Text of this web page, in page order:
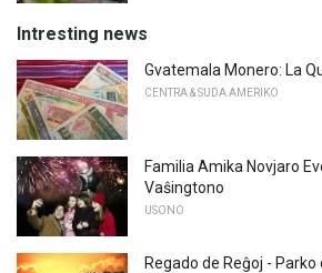
Intresting news
Gvatemala Monero: La
CENTRA & SUDA AMERIKO
Familia Amika Novjaro
Vaŝingtono
USONO
Regado de Reĝoj -